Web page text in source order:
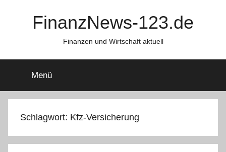
FinanzNews-123.de
Finanzen und Wirtschaft aktuell
Menü
Schlagwort: Kfz-Versicherung